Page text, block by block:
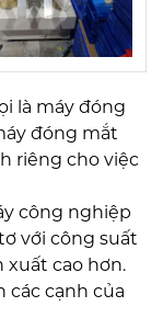
là máy đóng
đóng mắt
riêng cho việc
công nghiệp
với công suất
xuất cao hơn.
các cạnh của